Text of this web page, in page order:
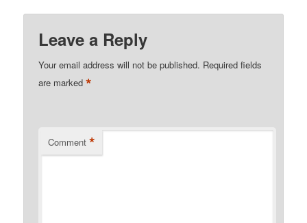
Leave a Reply
Your email address will not be published. Required fields
are marked*
Comment *